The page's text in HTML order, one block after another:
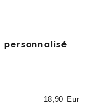
personnalisé
18,90 Eur